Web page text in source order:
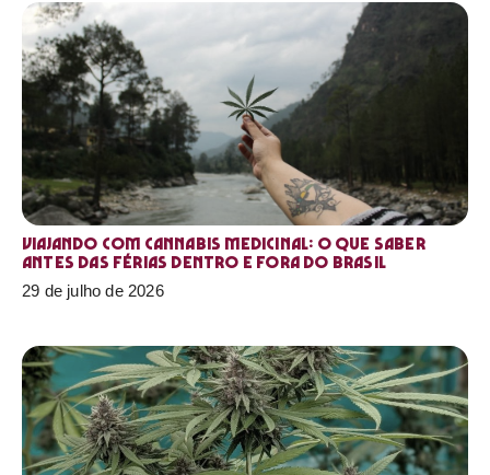
Viajando com cannabis medicinal: o que saber
antes das férias dentro e fora do Brasil
29 de julho de 2026